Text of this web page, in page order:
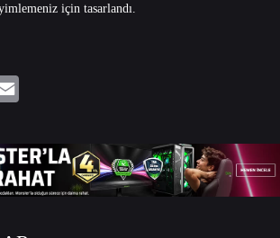
için tasarlandı.